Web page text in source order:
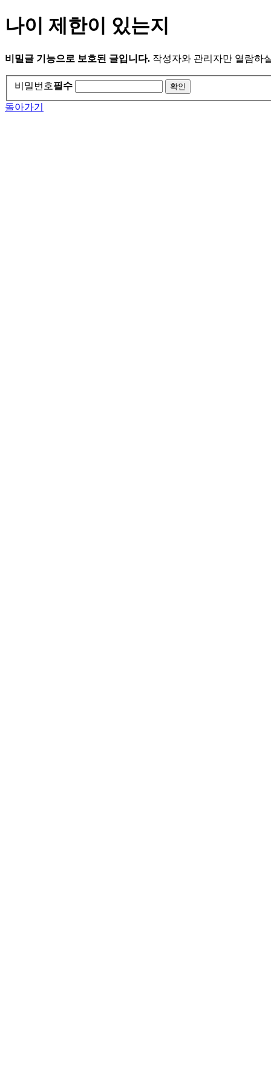
나이 제한이 있는지
비밀글 기능으로 보호된 글입니다. 작성자와 관리자만 열람하
비밀번호필수
돌아가기